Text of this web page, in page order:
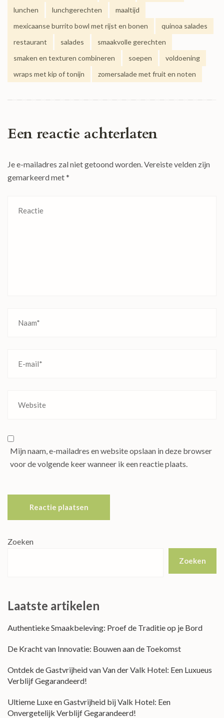
lunchen lunchgerechten
maaltijd
mexicaanse burrito bowl met rijst en bonen
quinoa salades
restaurant
salades
smaakvolle gerechten
smaken en texturen combineren
soepen
voldoening
wraps met kip of tonijn
zomersalade met fruit en noten
Een reactie achterlaten
Je e-mailadres zal niet getoond worden.Vereiste velden zijn
gemarkeerd met*
Mijn naam, e-mailadres en website opslaan in deze browser
voor de volgende keer wanneer ik een reactie plaats.
Zoeken
Zoeken
Laatste artikelen
Authentieke Smaakbeleving: Proef de Traditie op je Bord
De Kracht van Innovatie: Bouwen aan de Toekomst
Ontdek de Gastvrijheid van Van der Valk Hotel: Een Luxueus
Verblijf Gegarandeerd!
Ultieme Luxe en Gastvrijheid bij Valk Hotel: Een
Onvergetelijk Verblijf Gegarandeerd!